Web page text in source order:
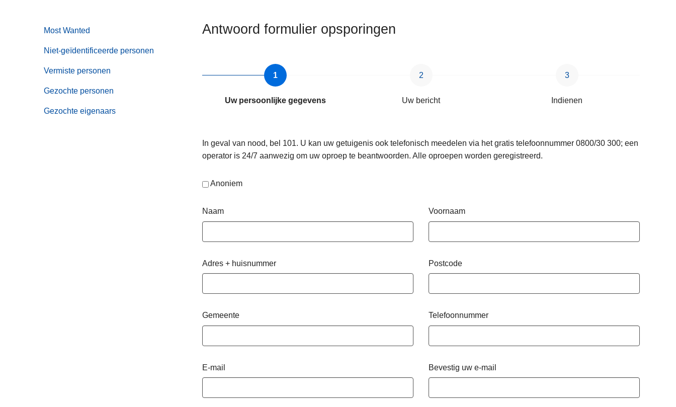
Most Wanted
Niet-geïdentificeerde personen
Vermiste personen
Gezochte personen
Gezochte eigenaars
Antwoord formulier opsporingen
Uw persoonlijke gegevens Uw bericht Indienen
In geval van nood, bel 101. U kan uw getuigenis ook telefonisch meedelen via het gratis telefoonnummer 0800/30 300; een
operator is 24/7 aanwezig om uw oproep te beantwoorden. Alle oproepen worden geregistreerd.
Anoniem
Naam Voornaam
Adres + huisnummer Postcode
Gemeente Telefoonnummer
E-mail Bevestig uw e-mail